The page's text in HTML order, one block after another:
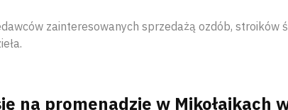
zainteresowanych sprzedażą ozdób, stroików
na promenadzie w Mikołajkach